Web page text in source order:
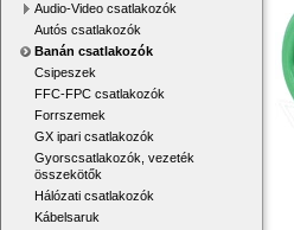
Audio-Video csatlakozók
Autós csatlakozók
Banán csatlakozók
Csipeszek
FFC-FPC csatlakozók
Forrszemek
GX ipari csatlakozók
Gyorscsatlakozók, vezeték
összekötők
Hálózati csatlakozók
Kábelsaruk